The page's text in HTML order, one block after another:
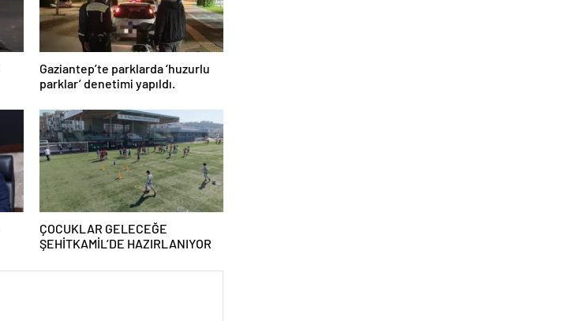
Gaziantep’te parklarda ‘huzurlu
parklar’ denetimi yapıldı.
ÇOCUKLAR GELECEĞE
ŞEHİTKAMİL’DE HAZIRLANIYOR